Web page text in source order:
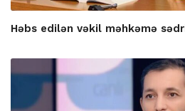
Həbs edilən vəkil məhkəmə